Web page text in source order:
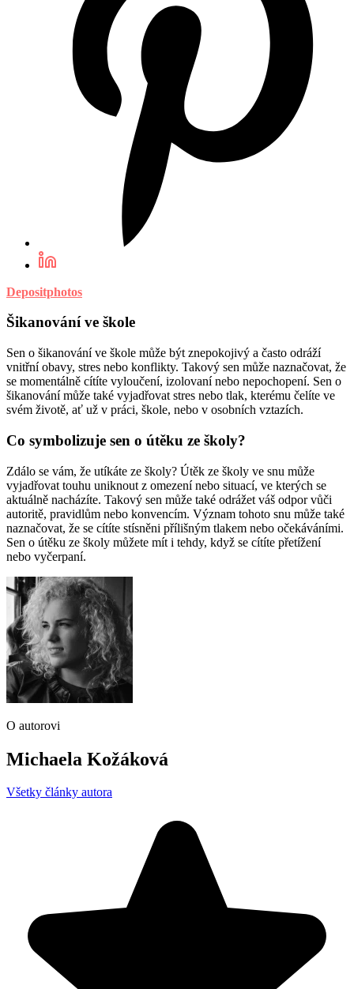
Depositphotos
Šikanování ve škole
Sen o šikanování ve škole může být znepokojivý a často odráží
vnitřní obavy, stres nebo konflikty. Takový sen může naznačovat, že
se momentálně cítíte vyloučení, izolovaní nebo nepochopení. Sen o
šikanování může také vyjadřovat stres nebo tlak, kterému čelíte ve
svém životě, ať už v práci, škole, nebo v osobních vztazích.
Co symbolizuje sen o útěku ze školy?
Zdálo se vám, že utíkáte ze školy? Útěk ze školy ve snu může
vyjadřovat touhu uniknout z omezení nebo situací, ve kterých se
aktuálně nacházíte. Takový sen může také odrážet váš odpor vůči
autoritě, pravidlům nebo konvencím. Význam tohoto snu může také
naznačovat, že se cítíte stísněni přílišným tlakem nebo očekáváními.
Sen o útěku ze školy můžete mít i tehdy, když se cítíte přetížení
nebo vyčerpaní.
O autorovi
Michaela Kožáková
Všetky články autora